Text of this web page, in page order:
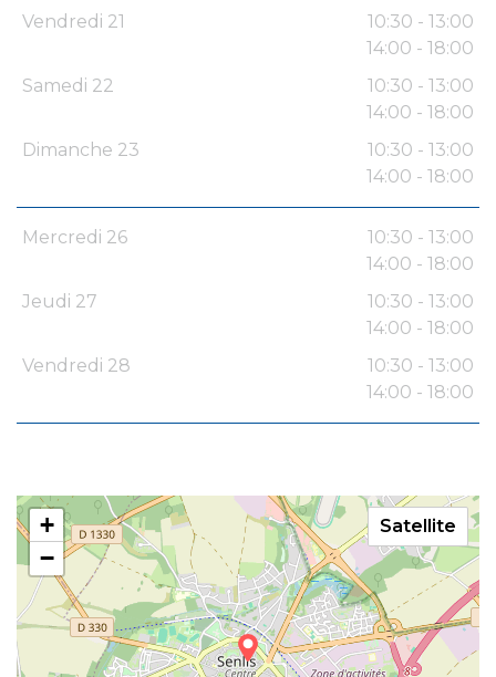
Vendredi 21
10:30 - 13:00
14:00 - 18:00
Samedi 22
10:30 - 13:00
14:00 - 18:00
Dimanche 23
10:30 - 13:00
14:00 - 18:00
Mercredi 26
10:30 - 13:00
14:00 - 18:00
Jeudi 27
10:30 - 13:00
14:00 - 18:00
Vendredi 28
10:30 - 13:00
14:00 - 18:00
+
−
Satellite